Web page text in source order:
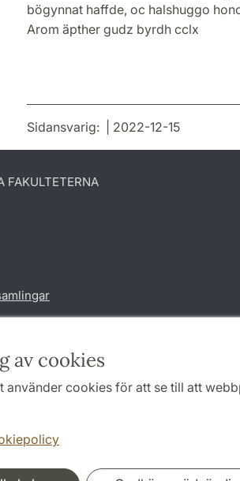
av cookies
använder cookies för att se till att
bögynnat haffde, oc halshuggo
Arom äpther gudz byrdh cclx
Sidansvarig: | 2022-12-15
FAKULTETERNA